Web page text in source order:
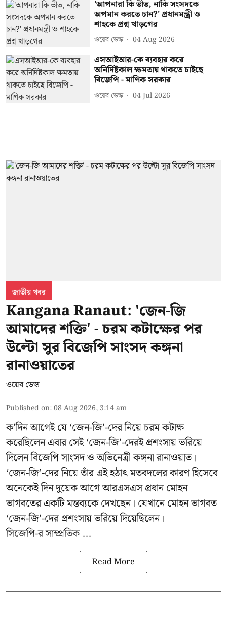
'আপনারা কি ভীত, নাকি সংসদকে
অপমান করতে চান?' প্রধানমন্ত্রী ও
শাহকে প্রশ্ন খাড়গের
ওয়েব ডেস্ক 04 Aug 2026
এসআইআর-কে ব্যবহার করে
অনির্দিষ্টকাল ক্ষমতায় থাকতে চাইছে
বিজেপি - মাণিক সরকার
ওয়েব ডেস্ক 04 Jul 2026
জাতীয় খবর
Kangana Ranaut: 'জেন-জি
আমাদের শক্তি' - চরম কটাক্ষের পর
উল্টো সুর বিজেপি সাংসদ কঙ্গনা
রানাওয়াতের
ওয়েব ডেস্ক
Published on:08 Aug 2026, 3:14 am
ক’দিন আগেই যে ‘জেন-জি’-দের নিয়ে চরম কটাক্ষ
করেছিলেন এবার সেই ‘জেন-জি’-দেরই প্রশংসায় ভরিয়ে
দিলেন বিজেপি সাংসদ ও অভিনেত্রী কঙ্গনা রানাওয়াত।
‘জেন-জি’-দের নিয়ে তাঁর এই হঠাৎ মতবদলের কারণ হিসেবে
অনেকেই দিন দুয়েক আগে আরএসএস প্রধান মোহন
ভাগবতের একটি মন্তব্যকে দেখছেন। যেখানে মোহন ভাগবত
‘জেন-জি’-দের প্রশংসায় ভরিয়ে দিয়েছিলেন।
সিজেপি-রসাম্প্রতিক ...
Read More